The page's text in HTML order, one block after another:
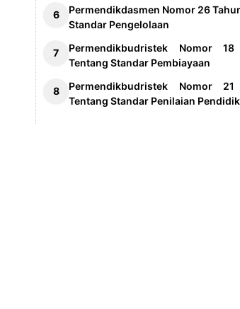
Permendikdasmen Nomor 26
Standar Pengelolaan
Permendikbudristek Nomor
Tentang Standar Pembiayaan
Permendikbudristek Nomor
Tentang Standar Penilaian